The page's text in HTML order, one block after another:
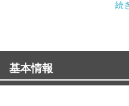
ふっくら香ばしく焼き上
・梅（1/2尾）1,900円（税込
・竹（3/4尾）2,500円（税
続
基本情報